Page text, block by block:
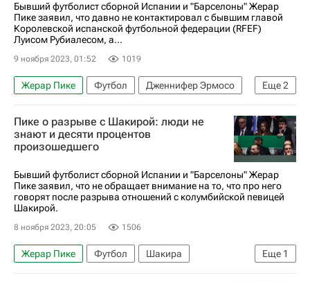
Бывший футболист сборной Испании и "Барселоны" Жерар
Пике заявил, что давно не контактировал с бывшим главой
Королевской испанской футбольной федерации (RFEF)
Луисом Рубиалесом, а...
9 ноября 2023, 01:52 1019
Еще2
Жерар Пике Футбол
Дженнифер Эрмосо
Международная федерация футбола (ФИФА)
RFEF
Пике о разрыве с Шакирой: люди не
знают и десяти процентов
произошедшего
Бывший футболист сборной Испании и "Барселоны" Жерар
Пике заявил, что не обращает внимание на то, что про него
говорят после разрыва отношений с колумбийской певицей
Шакирой.
8 ноября 2023, 20:05 1506
Еще 1
Жерар Пике Футбол
Шакира
Вокруг спорта